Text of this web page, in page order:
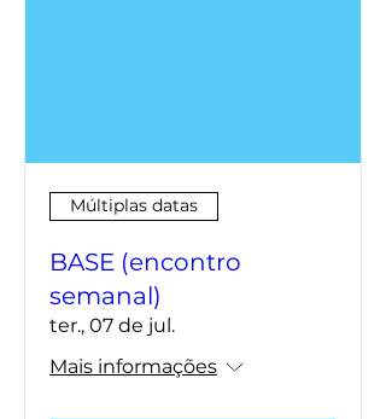
Múltiplas datas
BASE (encontro
semanal)
ter., 07 de jul.
Mais informações